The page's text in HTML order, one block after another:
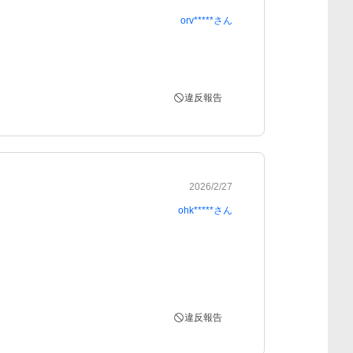
orv*****さん
違反報告
2026/2/27
ohk*****さん
違反報告